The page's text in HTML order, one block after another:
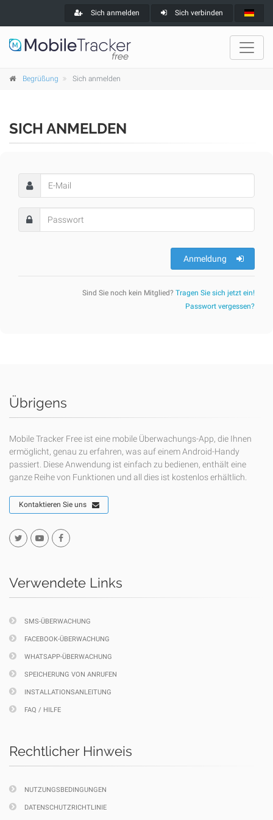
Sich anmelden Sich verbinden
Begrüßung Sich anmelden
SICH ANMELDEN
Anmeldung
Sind Sie noch kein Mitglied? Tragen Sie sich jetzt ein!
Passwort vergessen?
Übrigens
Mobile Tracker Free ist eine mobile Überwachungs-App, die Ihnen
ermöglicht, genau zu erfahren, was auf einem Android-Handy
passiert. Diese Anwendung ist einfach zu bedienen, enthält eine
ganze Reihe von Funktionen und all dies ist kostenlos erhältlich.
Kontaktieren Sie uns
Verwendete Links
SMS-ÜBERWACHUNG
FACEBOOK-ÜBERWACHUNG
WHATSAPP-ÜBERWACHUNG
SPEICHERUNG VON ANRUFEN
INSTALLATIONSANLEITUNG
FAQ / HILFE
Rechtlicher Hinweis
NUTZUNGSBEDINGUNGEN
DATENSCHUTZRICHTLINIE